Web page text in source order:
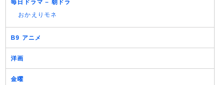
毎日ドラマ – 朝ドラ
おかえりモネ
B9 アニメ
洋画
金曜